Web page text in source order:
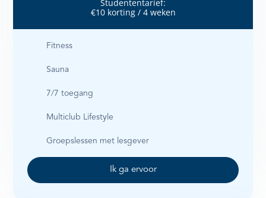
Studententarief:
€10 korting / 4 weken
Fitness
Sauna
7/7 toegang
Multiclub Lifestyle
Groepslessen met lesgever
Ik ga ervoor